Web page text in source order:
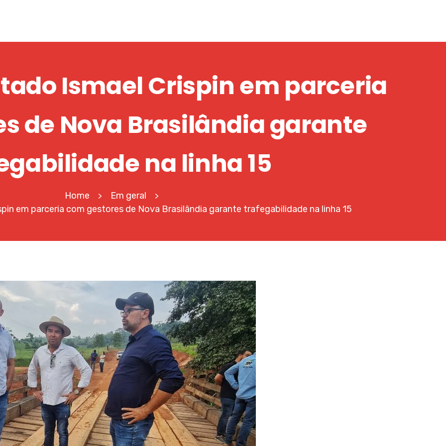
Ismael Crispin em parceria
de Nova Brasilândia garante
na linha 15
Home > Em geral >
em parceria com gestores de Nova Brasilândia garante trafegabilidade na linha 15